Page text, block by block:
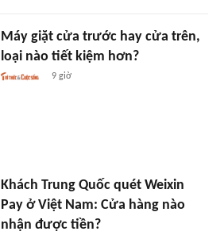
Máy giặt cửa trước hay cửa trên,
loại nào tiết kiệm hơn?
9 giờ
Khách Trung Quốc quét Weixin
Pay ở Việt Nam: Cửa hàng nào
nhận được tiền?